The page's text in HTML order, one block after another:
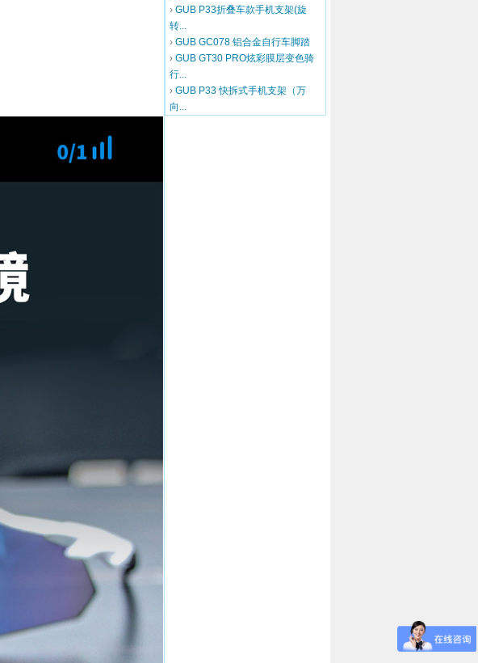
› GUB P33折叠车款手机支架(旋
转...
› GUB GC078 铝合金自行车脚踏
› GUB GT30 PRO炫彩膜层变色骑
行...
› GUB P33 快拆式手机支架（万
向...